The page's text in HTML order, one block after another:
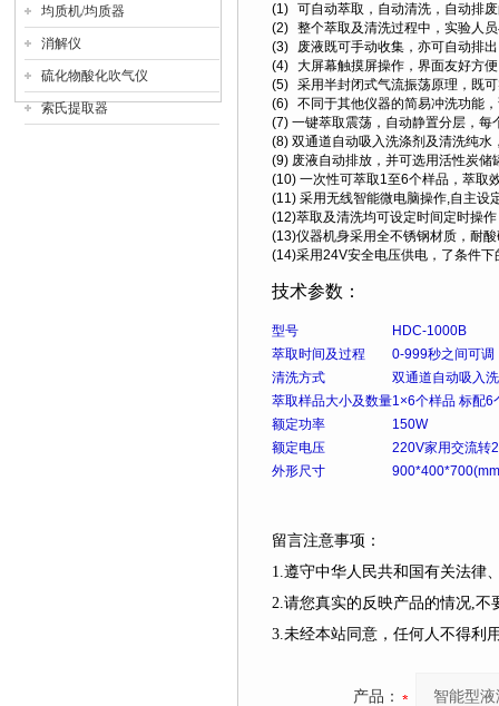
均质机/均质器
消解仪
硫化物酸化吹气仪
索氏提取器
(1) 可自动萃取，自动清洗，自动排
(2) 整个萃取及清洗过程中，实验人
(3)
废液既可手动收集，亦可自动排
(4) 大屏幕触摸屏操作，界面友好方
(5) 采用半封闭式气流振荡原理，既
(6) 不同于其他仪器的简易冲洗功能
(7) 一键萃取震荡，自动静置分层，每
(8) 双通道自动吸入洗涤剂及清洗纯水
(9) 废液自动排放，并可选用活性炭储
(10) 一次性可萃取1至6个样品，萃取
(11) 采用无线智能微电脑操作,自主设
(12)萃取及清洗均可设定时间定时操
(13)仪器机身采用全不锈钢材质，耐
(14)采用24V安全电压供电，了条件下
技术参数：
型号
HDC-1000B
萃取时间及过程
0-999秒之间可调
清洗方式
双通道自动吸入
萃取样品大小及数量1×6个样品 标配
额定功率
150W
额定电压
220V家用交流转
外形尺寸
留言注意事项：
1.遵守中华人民共和国有关法律
2.请您真实的反映产品的情况,
3.未经本站同意，任何人不得利
产品：